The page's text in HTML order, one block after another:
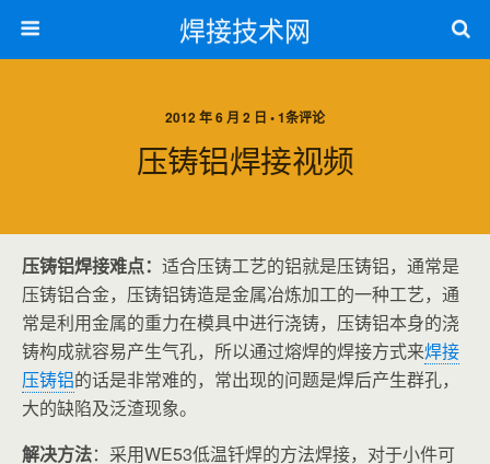
焊接技术网
2012 年 6 月 2 日 • 1条评论
压铸铝焊接视频
压铸铝焊接难点： 适合压铸工艺的铝就是压铸铝，通常是
压铸铝合金，压铸铝铸造是金属冶炼加工的一种工艺，通
常是利用金属的重力在模具中进行浇铸，压铸铝本身的浇
铸构成就容易产生气孔，所以通过熔焊的焊接方式来焊接
压铸铝的话是非常难的，常出现的问题是焊后产生群孔，
大的缺陷及泛渣现象。
解决方法：采用WE53低温钎焊的方法焊接，对于小件可